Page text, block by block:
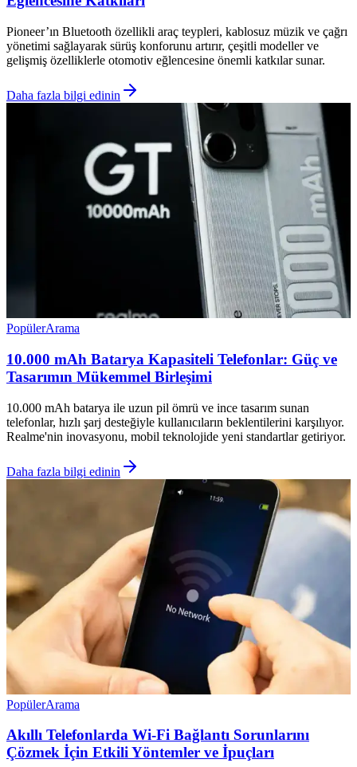
Pioneer’ın Bluetooth özellikli araç teypleri, kablosuz müzik ve çağrı
yönetimi sağlayarak sürüş konforunu artırır, çeşitli modeller ve
gelişmiş özelliklerle otomotiv eğlencesine önemli katkılar sunar.
Daha fazla bilgi edinin
PopülerArama
10.000 mAh Batarya Kapasiteli Telefonlar: Güç ve
Tasarımın Mükemmel Birleşimi
10.000 mAh batarya ile uzun pil ömrü ve ince tasarım sunan
telefonlar, hızlı şarj desteğiyle kullanıcıların beklentilerini karşılıyor.
Realme'nin inovasyonu, mobil teknolojide yeni standartlar getiriyor.
Daha fazla bilgi edinin
PopülerArama
Akıllı Telefonlarda Wi-Fi Bağlantı Sorunlarını
Çözmek İçin Etkili Yöntemler ve İpuçları